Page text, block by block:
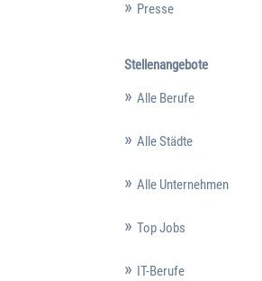
Presse
Stellenangebote
Alle Berufe
Alle Städte
Alle Unternehmen
Top Jobs
IT-Berufe